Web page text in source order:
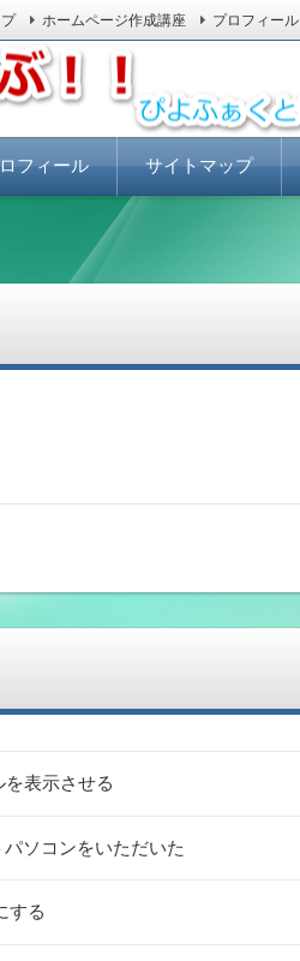
プ ホームページ作成講座 プロフィール
験しましょう。
フィール サイトマップ
表示させる
ソコンをいただいた
する